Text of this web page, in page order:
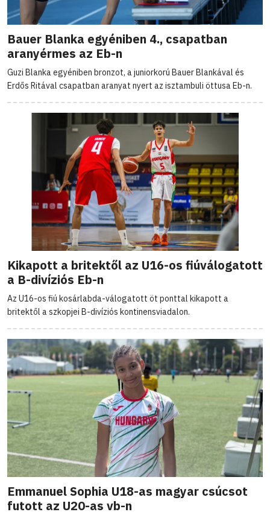
Bauer Blanka egyéniben 4., csapatban
aranyérmes az Eb-n
Guzi Blanka egyéniben bronzot, a juniorkorú Bauer Blankával és
Erdős Ritával csapatban aranyat nyert az isztambuli öttusa Eb-n.
Kikapott a britektől az U16-os fiúválogatott
a B-divíziós Eb-n
Az U16-os fiú kosárlabda-válogatott öt ponttal kikapott a
britektől a szkopjei B-divíziós kontinensviadalon.
Emmanuel Sophia U18-as magyar csúcsot
futott az U20-as vb-n